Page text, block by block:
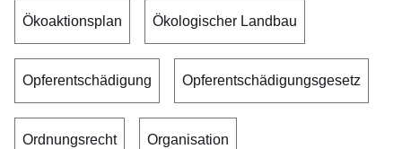
Ökoaktionsplan Ökologischer Landbau
Opferentschädigung Opferentschädigungsgesetz
Ordnungsrecht Organisation